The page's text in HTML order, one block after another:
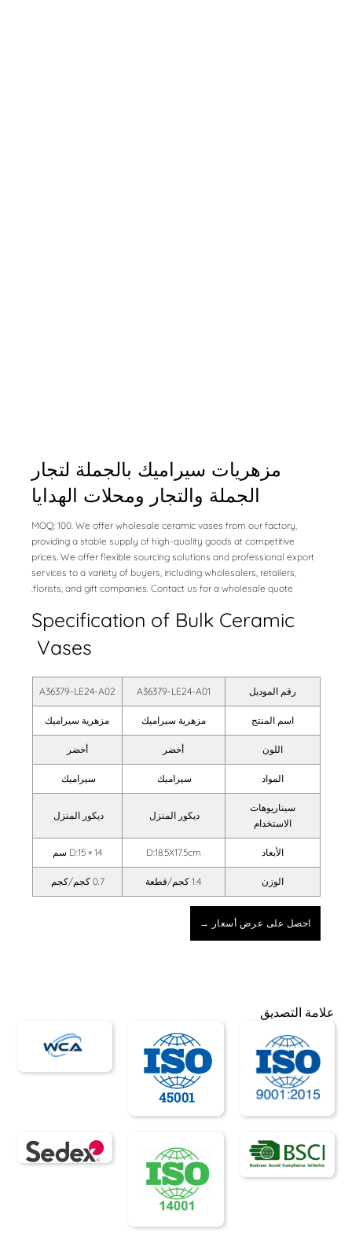
مزهريات سيراميك بالجملة لتجار
الجملة والتجار ومحلات الهدايا
MOQ: 100. We offer wholesale ceramic vases from our factory,
providing a stable supply of high-quality goods at competitive
prices. We offer flexible sourcing solutions and professional export
services to a variety of buyers, including wholesalers, retailers,
florists, and gift companies. Contact us for a wholesale quote.
Specification of Bulk Ceramic
Vases
رقم الموديل A36379-LE24-A01
A36379-LE24-A02
اسم المنتج مزهرية سيراميك مزهرية سيراميك
اللون أخضر أخضر
المواد سيراميك سيراميك
سيناريوهات
الاستخدام
ديكور المنزل ديكور المنزل
الأبعاد D:18.5X17.5cm D:15 × 14 سم
الوزن 1.4 كجم/قطعة 0.7 كجم/كجم
احصل على عرض أسعار →
علامة التصديق